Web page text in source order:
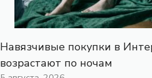
Навязчивые покупки в
возрастают по ночам